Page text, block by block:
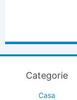
Categorie
Casa